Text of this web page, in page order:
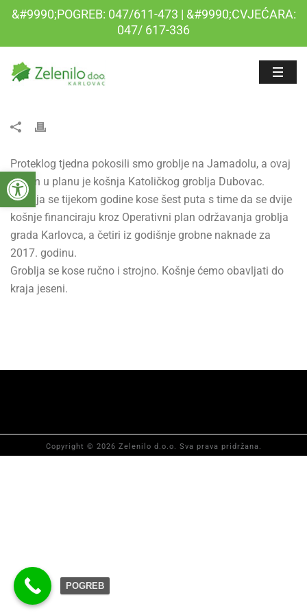
Open toolbar
&#9990;POGREB: 047/611-473 | &#9990;CVJEĆARA:
047/ 617-336
Proteklog tjedna pokosili smo groblje na Jamadolu, a ovaj
tjedan u planu je košnja Katoličkog groblja Dubovac.
Groblja se tijekom godine kose šest puta s time da se dvije
košnje financiraju kroz Operativni plan održavanja groblja
grada Karlovca, a četiri iz godišnje grobne naknade za
2017. godinu.
Groblja se kose ručno i strojno. Košnje ćemo obavljati do
kraja jeseni.
Copyright © 2026 Zelenilo d.o.o. Sva prava pridržana.
POGREB